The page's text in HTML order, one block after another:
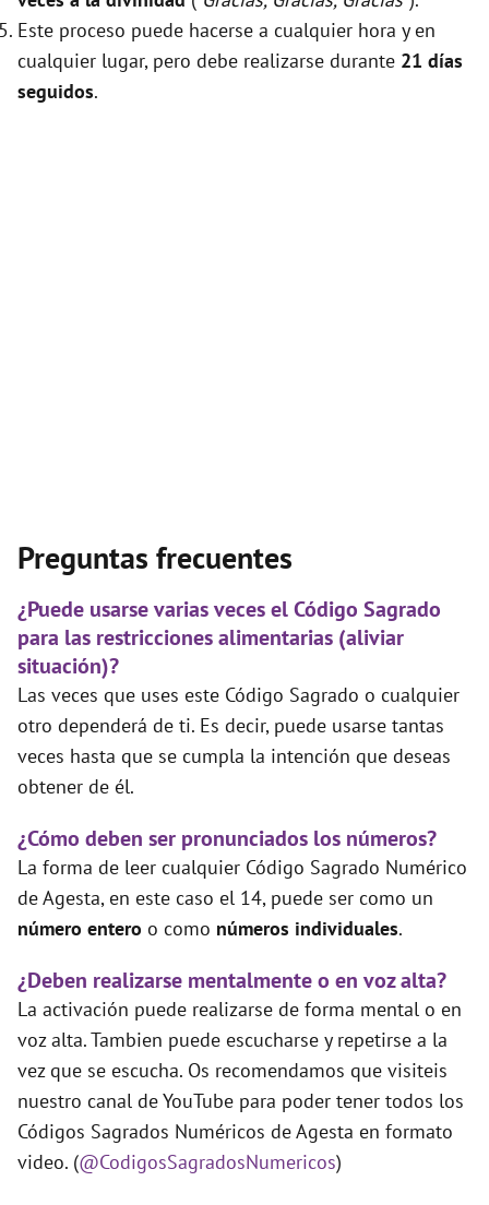
Este proceso puede hacerse a cualquier hora y en
cualquier lugar, pero debe realizarse durante 21 días
seguidos.
Preguntas frecuentes
¿Puede usarse varias veces el Código Sagrado
para las restricciones alimentarias (aliviar
situación)?
Las veces que uses este Código Sagrado o cualquier
otro dependerá de ti. Es decir, puede usarse tantas
veces hasta que se cumpla la intención que deseas
obtener de él.
¿Cómo deben ser pronunciados los números?
La forma de leer cualquier Código Sagrado Numérico
de Agesta, en este caso el 14, puede ser como un
número entero o como números individuales.
¿Deben realizarse mentalmente o en voz alta?
La activación puede realizarse de forma mental o en
voz alta. Tambien puede escucharse y repetirse a la
vez que se escucha. Os recomendamos que visiteis
nuestro canal de YouTube para poder tener todos los
Códigos Sagrados Numéricos de Agesta en formato
video. (@CodigosSagradosNumericos)